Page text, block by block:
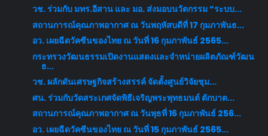
วช. ร่วมกับ มทร.อีสาน และ มอ. ส่งมอบนวัตกรรม “ระบบ...
สถานการณ์คุณภาพอากาศ ณ วันพฤหัสบดีที่ 17 กุมภาพันธ...
อว. เผยฉีดวัคซีนของไทย ณ วันที่ 16 กุมภาพันธ์ 2565...
กระทรวงวัฒนธรรมเปิดงานแสดงและจำหน่ายผลิตภัณฑ์วัฒน
ธ...
วช. ผลักดันเศรษฐกิจสร้างสรรค์ จัดตั้งศูนย์วิจัยชุม...
ศน. ร่วมกับวัดสระเกศจัดพิธีเจริญพระพุทธมนต์ ตักบาต...
สถานการณ์คุณภาพอากาศ ณ วันพุธที่ 16 กุมภาพันธ์ 256...
อว. เผยฉีดวัคซีนของไทย ณ วันที่ 15 กุมภาพันธ์ 2565...